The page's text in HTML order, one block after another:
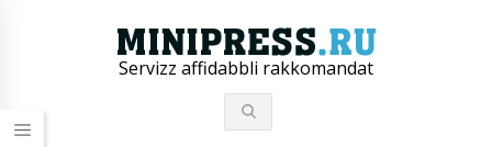
Servizz affidabbli rakkomandat